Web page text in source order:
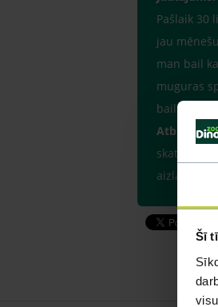
Šī
Pašlaik 30
jau
man bail
muguras
bail ka ir
Atbilde:
skatoties,
aizlaisties